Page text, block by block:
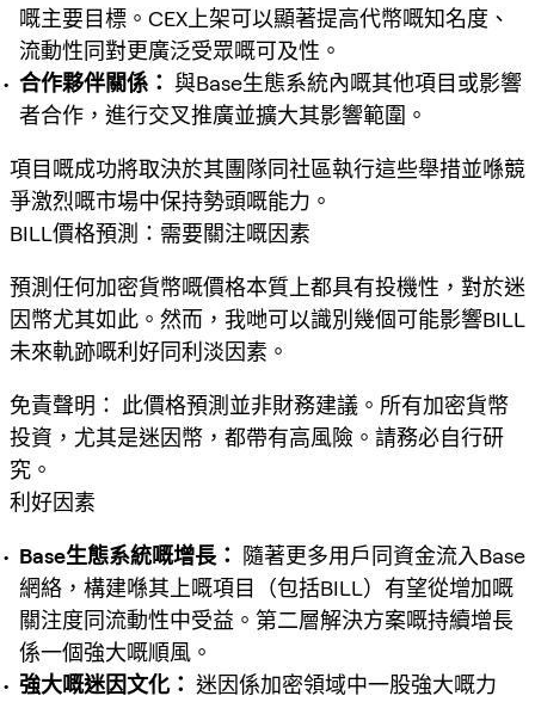
嘅主要目標。CEX上架可以顯著提高代幣嘅知名度、
流動性同對更廣泛受眾嘅可及性。
合作夥伴關係： 與Base生態系統內嘅其他項目或影響
者合作，進行交叉推廣並擴大其影響範圍。
項目嘅成功將取決於其團隊同社區執行這些舉措並喺競
爭激烈嘅市場中保持勢頭嘅能力。
BILL價格預測：需要關注嘅因素
預測任何加密貨幣嘅價格本質上都具有投機性，對於迷
因幣尤其如此。然而，我哋可以識別幾個可能影響BILL
未來軌跡嘅利好同利淡因素。
免責聲明： 此價格預測 並非財務建議。所有加密貨幣
投資，尤其是迷因幣，都帶有高風險。請務必自行研
究。
利好因素
Base生態系統嘅增長：
隨著更多用戶同資金流入Base
網絡，構建喺其上嘅項目（包括BILL）有望從增加嘅
關注度同流動性中受益。第二層解決方案嘅持續增長
係一個強大嘅順風。
強大嘅迷因文化： 迷因係加密領域中一股強大嘅力